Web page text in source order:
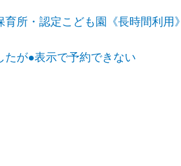
育所・認定こども園《長時間利
たが●表示で予約できない